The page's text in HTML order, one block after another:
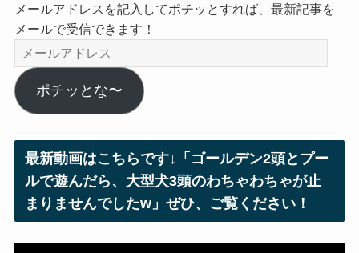
メールアドレスを記入してポチッとすれば、最新記事を
メールで受信できます！
メ
ー
ル
ア
ス
ポチッとな〜
最新動画はこちらです↓「ゴールデン2頭とプー
ルで遊んだら、大型犬3頭のわちゃわちゃが止
まりませんでしたw」ぜひ、ご覧ください！